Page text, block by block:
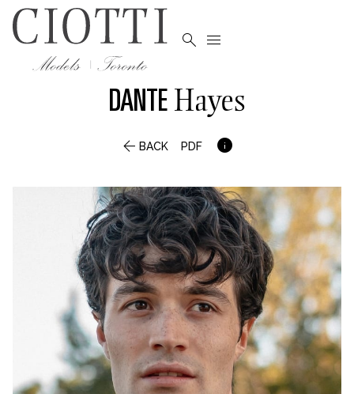
 
DANTE Hayes
 BACK PDF 